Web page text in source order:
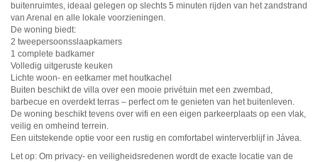
buitenruimtes, ideaal gelegen op slechts 5 minuten rijden van het zandstrand
van Arenal en alle lokale voorzieningen.
De woning biedt:
2 tweepersoonsslaapkamers
1 complete badkamer
Volledig uitgeruste keuken
Lichte woon- en eetkamer met houtkachel
Buiten beschikt de villa over een mooie privétuin met een zwembad,
barbecue en overdekt terras – perfect om te genieten van het buitenleven.
De woning beschikt tevens over wifi en een eigen parkeerplaats op een vlak,
veilig en omheind terrein.
Een uitstekende optie voor een rustig en comfortabel winterverblijf in Jávea.
Let op: Om privacy- en veiligheidsredenen wordt de exacte locatie van de